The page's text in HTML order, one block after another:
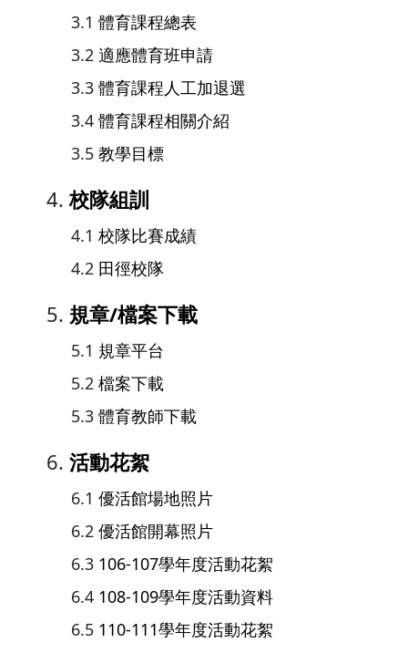
體育課程總表
適應體育班申請
體育課程人工加退選
體育課程相關介紹
教學目標
校隊組訓
校隊比賽成績
田徑校隊
規章/檔案下載
規章平台
檔案下載
體育教師下載
活動花絮
優活館場地照片
優活館開幕照片
106-107學年度活動花絮
108-109學年度活動資料
110-111學年度活動花絮